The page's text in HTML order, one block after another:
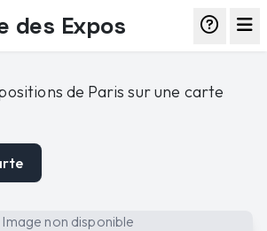
des Expos
de Paris sur une carte
Image non disponible